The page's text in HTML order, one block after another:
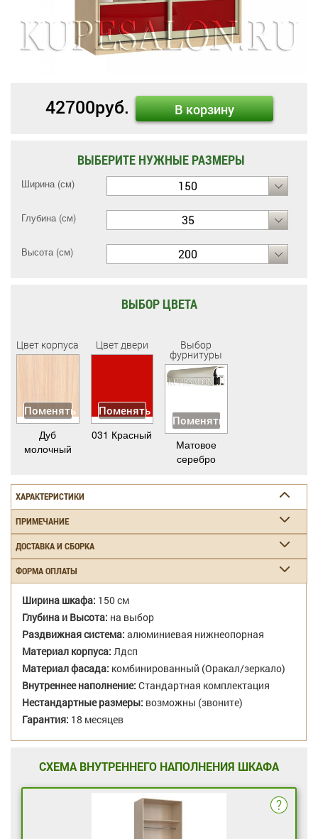
42700руб. В корзину
ВЫБЕРИТЕ НУЖНЫЕ РАЗМЕРЫ
Ширина (см) 150
Глубина (см) 35
Высота (см) 200
ВЫБОР ЦВЕТА
Цвет корпуса
Поменять
Дуб
молочный
Цвет двери
Поменять
031 Красный
Выбор
фурнитуры
Поменять
Матовое
серебро
ХАРАКТЕРИСТИКИ
ПРИМЕЧАНИЕ
ДОСТАВКА И СБОРКА
ФОРМА ОПЛАТЫ
Ширина шкафа: 150 см
Глубина и Высота: на выбор
Раздвижная система: алюминиевая нижнеопорная
Материал корпуса: Лдсп
Материал фасада: комбинированный (Оракал/зеркало)
Внутреннее наполнение: Стандартная комплектация
Нестандартные размеры: возможны (звоните)
Гарантия: 18 месяцев
СХЕМА ВНУТРЕННЕГО НАПОЛНЕНИЯ ШКАФА